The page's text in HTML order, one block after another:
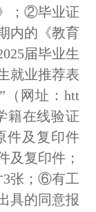
；②毕业证
内的《教育
届毕业生
就业推荐表
（网址：htt
籍在线验证
件及复印件
及复印件；
3张；⑥有工
具的同意报